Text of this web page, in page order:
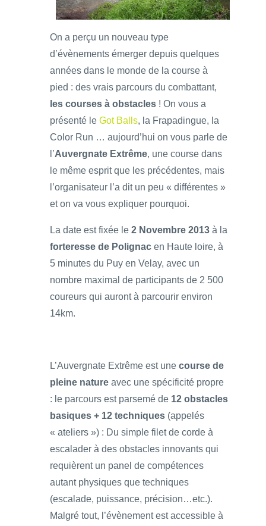
On a perçu un nouveau type
d’évènements émerger depuis quelques
années dans le monde de la course à
pied : des vrais parcours du combattant,
les courses à obstacles ! On vous a
présenté le Got Balls, la Frapadingue, la
Color Run … aujourd’hui on vous parle de
l’Auvergnate Extrême, une course dans
le même esprit que les précédentes, mais
l’organisateur l’a dit un peu « différentes »
et on va vous expliquer pourquoi.
La date est fixée le 2 Novembre 2013 à la
forteresse de Polignac en Haute loire, à
5 minutes du Puy en Velay, avec un
nombre maximal de participants de 2 500
coureurs qui auront à parcourir environ
14km.
L’Auvergnate Extrême est une course de
pleine nature avec une spécificité propre
: le parcours est parsemé de 12 obstacles
basiques + 12 techniques (appelés
« ateliers ») : Du simple filet de corde à
escalader à des obstacles innovants qui
requièrent un panel de compétences
autant physiques que techniques
(escalade, puissance, précision…etc.).
Malgré tout, l’évènement est accessible à